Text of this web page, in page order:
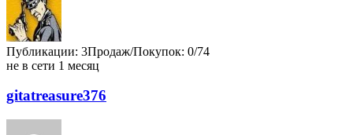
Публикации: 3Продаж/Покупок: 0/74
не в сети 1 месяц
gitatreasure376